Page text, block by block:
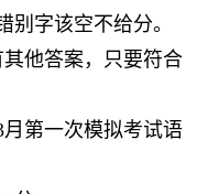
别字该空不给分。
他答案，只要符合
第一次模拟考试语